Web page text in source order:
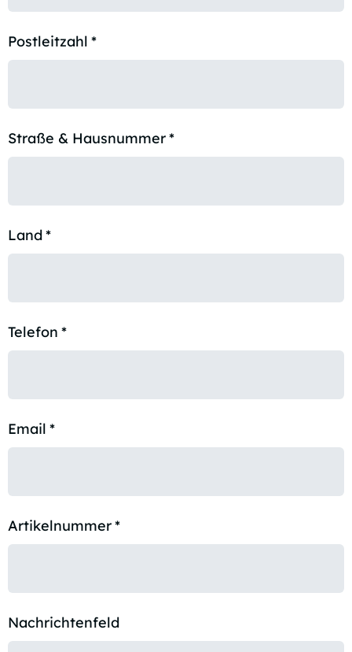
Postleitzahl *
Straße & Hausnummer*
Land*
Telefon *
Email *
Artikelnummer*
Nachrichtenfeld